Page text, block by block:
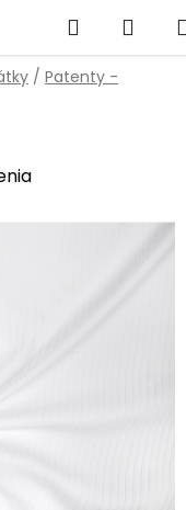
Hľadať
/ Patenty -